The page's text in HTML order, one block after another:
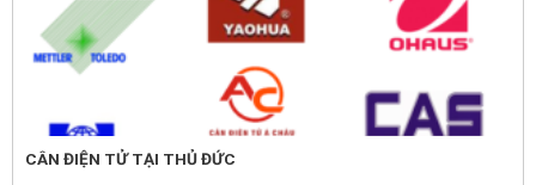
CÂN ĐIỆN TỬ TẠI THỦ ĐỨC